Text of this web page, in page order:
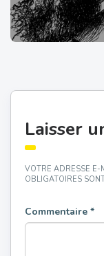
Laisser
VOTRE ADRESSE E-
OBLIGATOIRES
Commentaire *